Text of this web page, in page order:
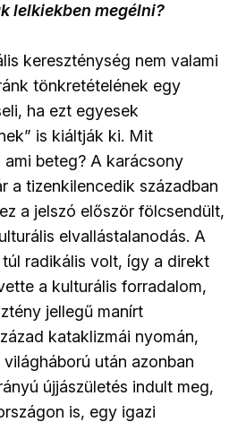
lelkiekben megélni?
kereszténység nem valami
tönkretételének egy
ha ezt egyesek
is kiáltják ki. Mit
beteg? A karácsony
a tizenkilencedik században
a jelszó először fölcsendült,
elvallástalanodás. A
radikális volt, így a direkt
a kulturális forradalom,
jellegű manírt
kataklizmái nyomán,
után azonban
újjászületés indult meg,
is, egy igazi